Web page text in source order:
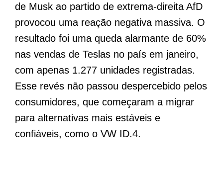
de Musk ao partido de extrema-direita AfD
provocou uma reação negativa massiva. O
resultado foi uma queda alarmante de 60%
nas vendas de Teslas no país em janeiro,
com apenas 1.277 unidades registradas.
Esse revés não passou despercebido pelos
consumidores, que começaram a migrar
para alternativas mais estáveis e
confiáveis, como o VW ID.4.